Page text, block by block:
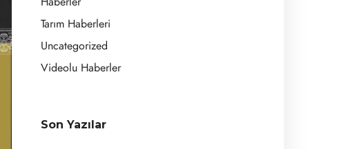
Tarım Haberleri
Uncategorized
Videolu Haberler
Son Yazılar